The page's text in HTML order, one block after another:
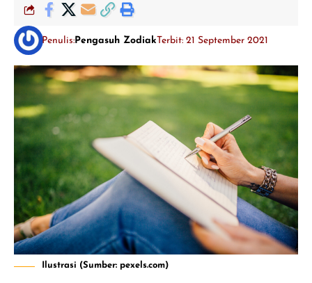
Penulis: Pengasuh ZodiakTerbit: 21 September 2021
Ilustrasi (Sumber: pexels.com)